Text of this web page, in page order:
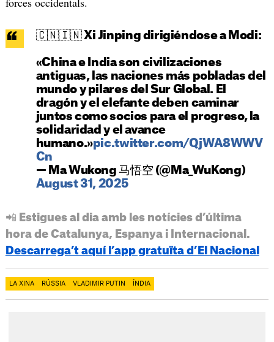
🇨🇳🇮🇳 Xi Jinping dirigiéndose a Modi:
«China e India son civilizaciones
antiguas, las naciones más pobladas del
mundo y pilares del Sur Global. El
dragón y el elefante deben caminar
juntos como socios para el progreso, la
solidaridad y el avance
humano.»pic.twitter.com/QjWA8WWV
Cn
— Ma Wukong 马悟空 (@Ma_WuKong)
August 31, 2025
📲 Estigues al dia amb les notícies d’última
hora de Catalunya, Espanya i Internacional.
Descarrega’t aquí l’app gratuïta d’El Nacional
LA XINA RÚSSIA VLADIMIR PUTIN ÍNDIA